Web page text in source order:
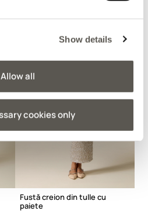
Show details
Allow all
cookies only
Fustă creion din tulle cu
paiete